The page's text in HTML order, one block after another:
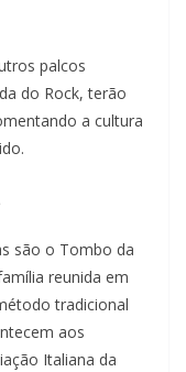
palcos
do Rock, terão
a cultura
são o Tombo da
reunida em
tradicional
aos
Italiana da